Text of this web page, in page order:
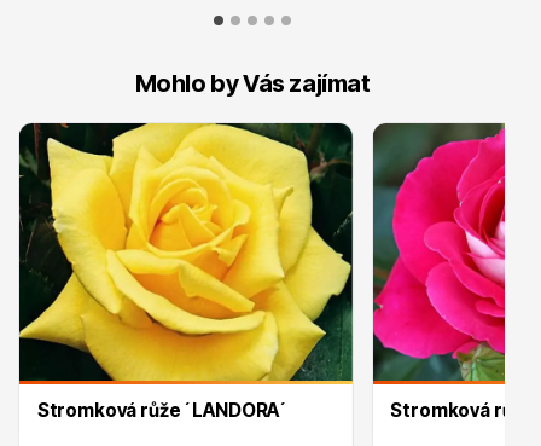
Plazivé rostliny
Mohlo by Vás zajímat
Stromková růže ´LANDORA´ Stromková růže